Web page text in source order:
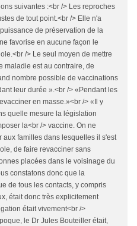
suivantes :<br /> Les reproches
de tout point.<br /> Elle n'a
de préservation de la
favorise en aucune façon le
/> Le seul moyen de mettre
maladie est au contraire, de
nombre possible de vaccinations
leur durée ».<br /> «Pendant les
en masse.»<br /> «Il y
quelle mesure la législation
la<br /> vaccine. On ne
aux familles dans lesquelles il s'est
de faire revacciner sans
placées dans le voisinage du
constatons donc que la
de tous les contacts, y compris
était donc très explicitement
était vivement<br />
le Dr Jules Bouteiller était,